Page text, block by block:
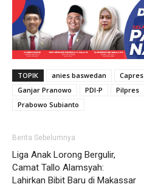
TOPIK anies baswedan Capres
Ganjar Pranowo
PDI-P Pilpres
Prabowo Subianto
Berita Sebelumnya
Liga Anak Lorong Bergulir,
Camat Tallo Alamsyah:
Lahirkan Bibit Baru di Makassar